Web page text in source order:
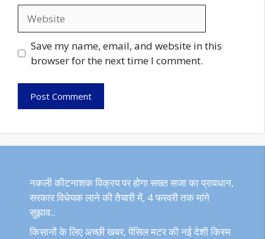
Save my name, email, and website in this
browser for the next time I comment.
नकली कीटनाशक विक्रय पर होगा सख्त सजा का प्रावधान,
सरकार विधेयक लाने की तैयारी में, 4 फरवरी तक मांगे
सुझाव..
किसानों के लिए अच्छी खबर, पेंसिल मटर की नई देशी किस्म